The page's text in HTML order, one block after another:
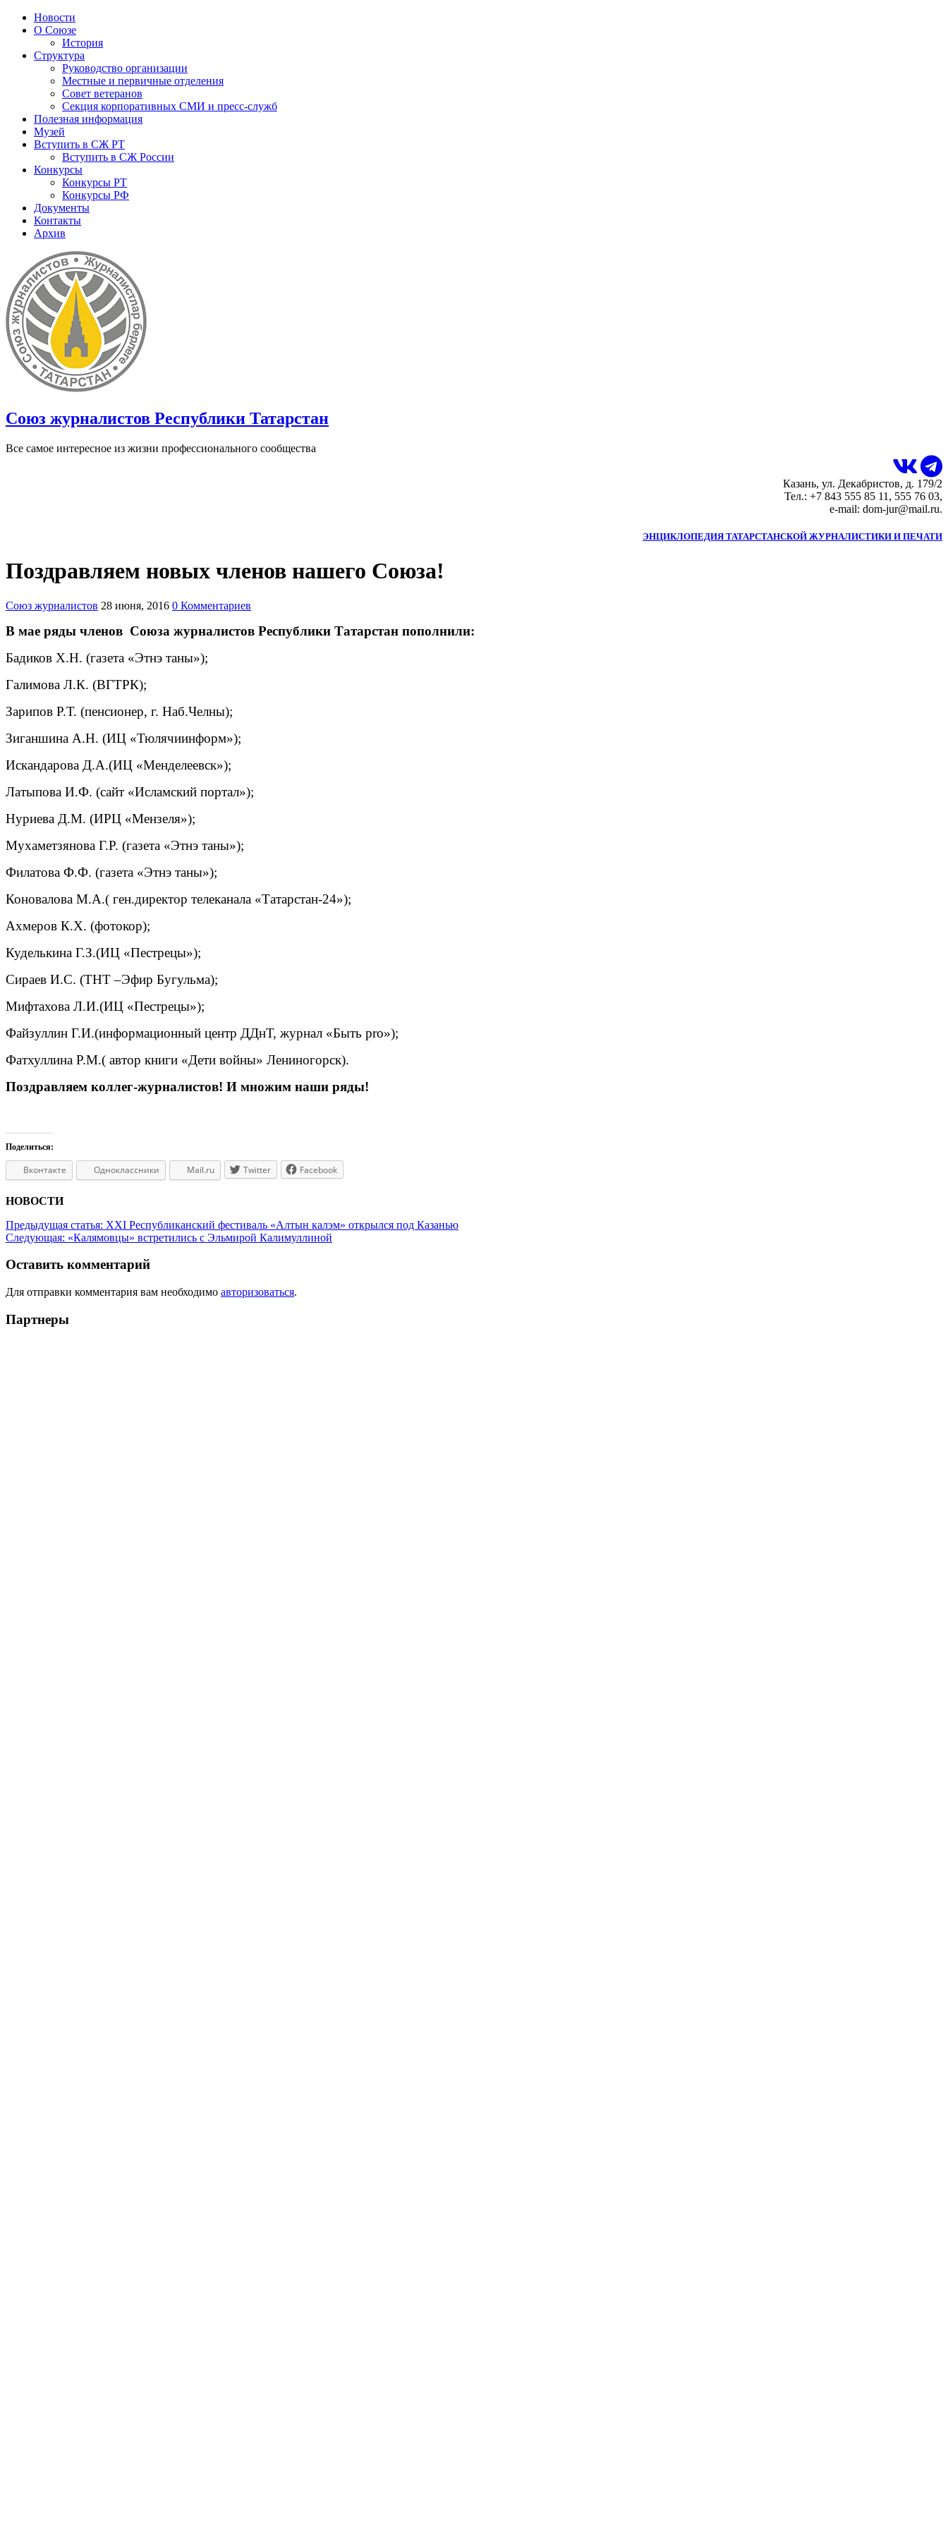
Новости
О Союзе
История
Структура
Руководство организации
Местные и первичные отделения
Совет ветеранов
Секция корпоративных СМИ и пресс-служб
Полезная информация
Музей
Вступить в СЖ РТ
Вступить в СЖ России
Конкурсы
Конкурсы РТ
Конкурсы РФ
Документы
Контакты
Архив
Союз журналистов Республики Татарстан
Все самое интересное из жизни профессионального сообщества
Казань, ул. Декабристов, д. 179/2
Тел.: +7 843 555 85 11, 555 76 03,
e-mail: dom-jur@mail.ru.
ЭНЦИКЛОПЕДИЯ ТАТАРСТАНСКОЙ ЖУРНАЛИСТИКИ И ПЕЧАТИ
Поздравляем новых членов нашего Союза!
Союз журналистов 28 июня, 2016 0 Комментариев
В мае ряды членов Союза журналистов Республики Татарстан пополнили:
Бадиков Х.Н. (газета «Этнэ таны»);
Галимова Л.К. (ВГТРК);
Зарипов Р.Т. (пенсионер, г. Наб.Челны);
Зиганшина А.Н. (ИЦ «Тюлячиинформ»);
Искандарова Д.А.(ИЦ «Менделеевск»);
Латыпова И.Ф. (сайт «Исламский портал»);
Нуриева Д.М. (ИРЦ «Мензеля»);
Мухаметзянова Г.Р. (газета «Этнэ таны»);
Филатова Ф.Ф. (газета «Этнэ таны»);
Коновалова М.А.( ген.директор телеканала «Татарстан-24»);
Ахмеров К.Х. (фотокор);
Куделькина Г.З.(ИЦ «Пестрецы»);
Сираев И.С. (ТНТ –Эфир Бугульма);
Мифтахова Л.И.(ИЦ «Пестрецы»);
Файзуллин Г.И.(информационный центр ДДнТ, журнал «Быть pro»);
Фатхуллина Р.М.( автор книги «Дети войны» Лениногорск).
Поздравляем коллег-журналистов! И множим наши ряды!
Поделиться:
Вконтакте Одноклассники Mail.ru Twitter Facebook
НОВОСТИ
Предыдущая статья: XXI Республиканский фестиваль «Алтын калэм» открылся под Казанью
Следующая: «Калямовцы» встретились с Эльмирой Калимуллиной
Оставить комментарий
Для отправки комментария вам необходимо авторизоваться.
Партнеры